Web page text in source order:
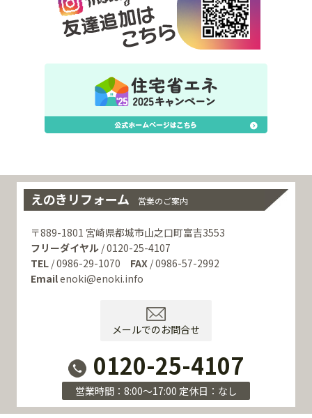
えのきリフォーム 営業のご案内
〒889-1801 宮崎県都城市山之口町富吉3553
フリーダイヤル / 0120-25-4107
TEL / 0986-29-1070 FAX / 0986-57-2992
Emailenoki@enoki.info
メールでのお問合せ
0120-25-4107
営業時間：8:00～17:00 定休日：なし